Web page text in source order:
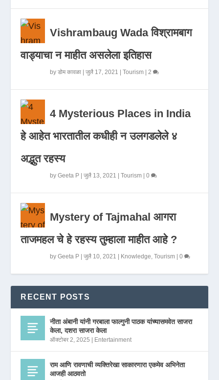
Vishrambaug Wada विश्रामबाग
वाड्याचा न माहीत असलेला इतिहास
byडोम कावळा |जुलै 17, 2021 |Tourism | 2
4 Mysterious Places in India
हे आहेत भारतातील कधीही न उलगडलेले ४
अद्भुत रहस्य
byGeeta P |जुलै 13, 2021 |Tourism |0
Mystery of Tajmahal आगरा
ताजमहल चे हे रहस्य तुम्हाला माहीत आहे ?
byGeeta P |जुलै 10, 2021 | Knowledge ,Tourism |0
RECENT POSTS
नीता अंबानी यांनी गरबाला फाल्गुनी पाठक यांच्यासमवेत साजरा
केला, दशरा साजरा केला
ऑक्टोबर 2, 2025 | Entertainment
राम आणि रावणाची व्यक्तिरेखा साकारणारा एकमेव अभिनेता
आजही आठवतो